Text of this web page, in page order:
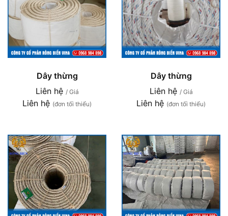
Dây thừng
Liên hệ / Giá
Liên hệ (đơn tối thiểu)
Dây thừng
Liên hệ / Giá
Liên hệ (đơn tối thiểu)